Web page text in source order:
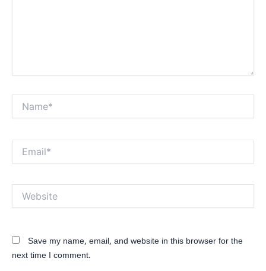
Save my name, email, and website in this browser for the
next time I comment.